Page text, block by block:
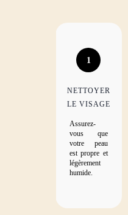
1
NETTOYER
LE VISAGE
Assurez-
vous que
votre peau
est propre et
légèrement
humide.